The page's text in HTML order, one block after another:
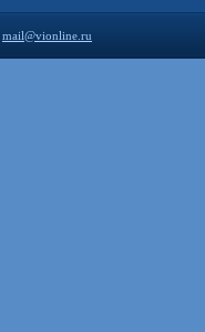
mail@vionline.ru